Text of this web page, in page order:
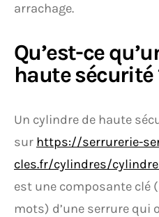
arrachage.
Qu’est-ce
haute sécurité
Un cylindre de haute
sur https://serrurerie-
cles.fr/cylindres/
est une composante clé
mots) d’une serrure qui